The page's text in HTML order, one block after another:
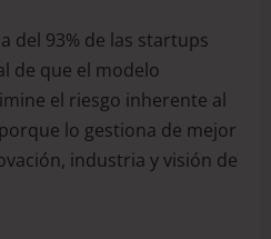
del 93% de las startups
de que el modelo
el riesgo inherente al
lo gestiona de mejor
industria y visión de